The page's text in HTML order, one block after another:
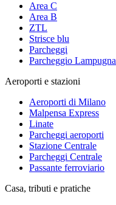
Area C
Area B
ZTL
Strisce blu
Parcheggi
Parcheggio
Aeroporti e stazioni
Aeroporti di Milano
Malpensa Express
Linate
Parcheggi aeroporti
Stazione Centrale
Parcheggi Centrale
Passante ferroviario
Casa, tributi e pratiche